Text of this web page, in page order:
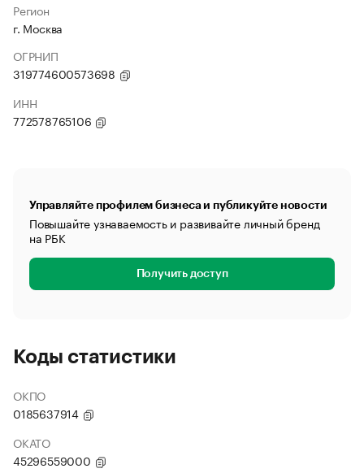
Регион
г. Москва
ОГРНИП
319774600573698
ИНН
772578765106
Управляйте профилем бизнеса и публикуйте новости
Повышайте узнаваемость и развивайте личный бренд
на РБК
Получить доступ
Коды статистики
ОКПО
0185637914
ОКАТО
45296559000